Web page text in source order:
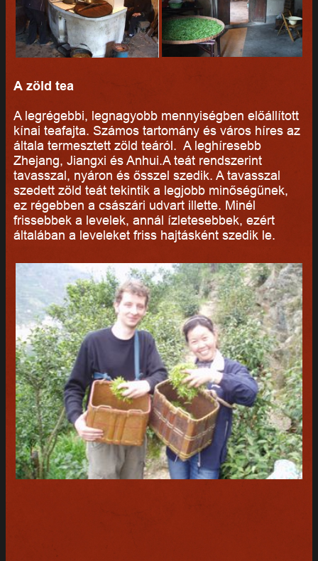
A zöld tea
A legrégebbi, legnagyobb mennyiségben előállított
kínai teafajta. Számos tartomány és város híres az
általa termesztett zöld teáról. A leghíresebb
Zhejang, Jiangxi és Anhui.A teát rendszerint
tavasszal, nyáron és ősszel szedik. A tavasszal
szedett zöld teát tekintik a legjobb minőségűnek,
ez régebben a császári udvart illette. Minél
frissebbek a levelek, annál ízletesebbek, ezért
általában a leveleket friss hajtásként szedik le.